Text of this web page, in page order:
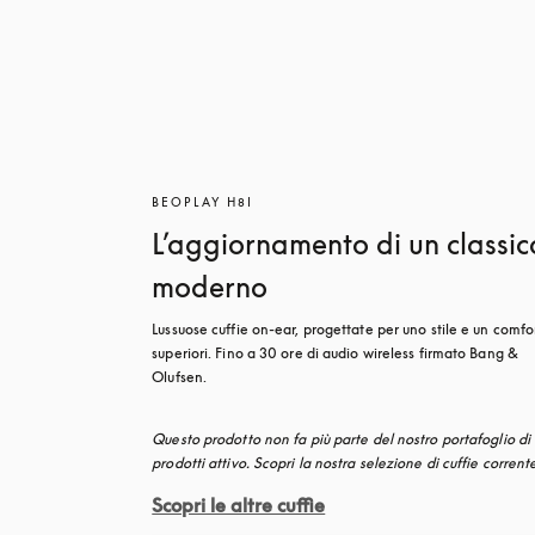
BEOPLAY H8I
L’aggiornamento di un
moderno
Lussuose cuffie on-ear, progettate per uno stile e un
superiori. Fino a 30 ore di audio wireless firmato Bang &
Olufsen.
Questo prodotto non fa più parte del nostro portafoglio di
prodotti attivo. Scopri la nostra selezione di cuffie
Scopri le altre cuffie